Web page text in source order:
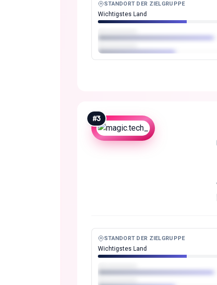
STANDORT DER ZIELGRUPPE
Wichtigstes Land
#3
STANDORT DER ZIELGRUPPE
Wichtigstes Land